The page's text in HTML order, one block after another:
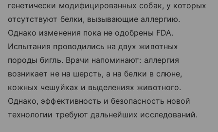
генетически модифицированных собак, у которых
отсутствуют белки, вызывающие аллергию.
Однако изменения пока не одобрены FDA.
Испытания проводились на двух животных
породы бигль. Врачи напоминают: аллергия
возникает не на шерсть, а на белки в слюне,
кожных чешуйках и выделениях животного.
Однако, эффективность и безопасность новой
технологии требуют дальнейших исследований.